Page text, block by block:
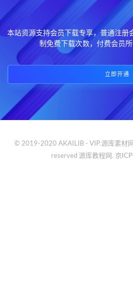
本站资源支持会员下载专享，普通注册
制免费下载次数，付费会员
立即开通
© 2019-2020 AKAILIB - VIP.源库素材
reserved 源库教程网. 京